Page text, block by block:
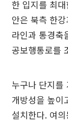
한 입지를 최
안은 북측 한
라인과 통경축
공보행통로를
누구나 단지를
개방성을 높이
설치한다. 여